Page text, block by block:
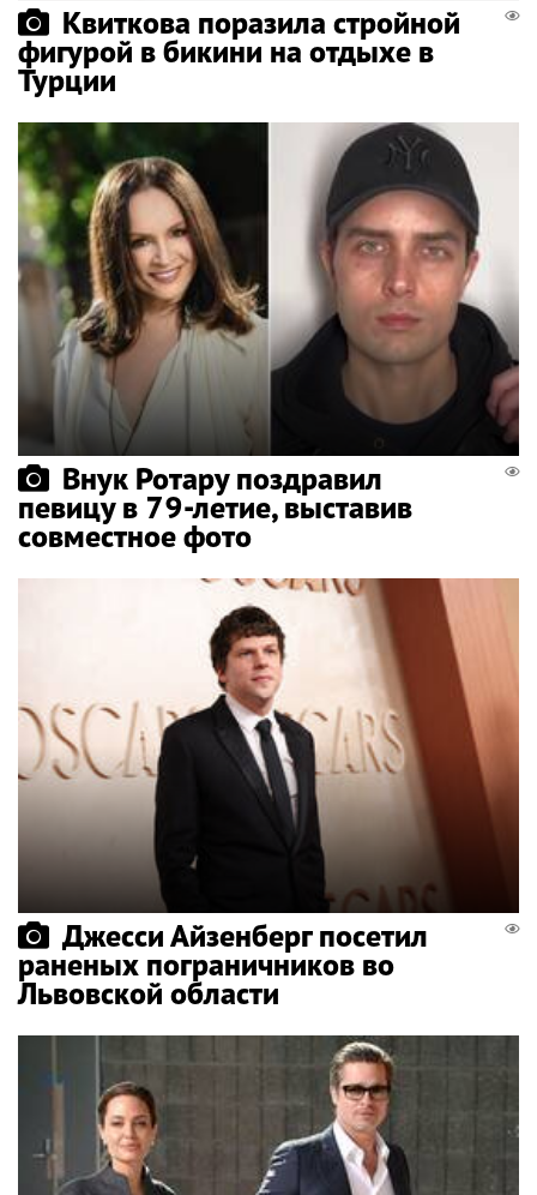
Квиткова поразила стройной
фигурой в бикини на отдыхе в
Турции
Внук Ротару поздравил
певицу в 79-летие, выставив
совместное фото
Джесси Айзенберг посетил
раненых пограничников во
Львовской области